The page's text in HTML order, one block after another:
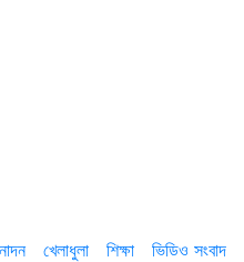
খেলাধুলা শিক্ষা ভিডিও সংবাদ